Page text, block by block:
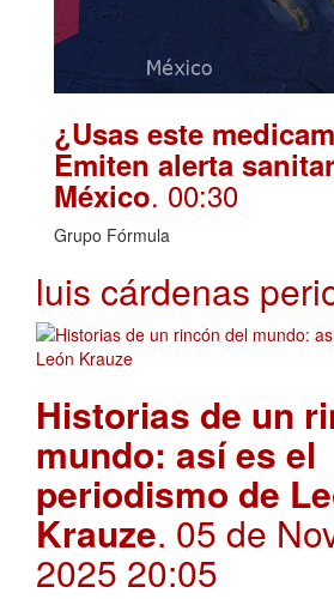
¿Usas este
Emiten alerta
México. 00:30
Grupo Fórmula
luis cárdenas
Historias de un
mundo: así es el
periodismo de
Krauze. 05 de
2025 20:05